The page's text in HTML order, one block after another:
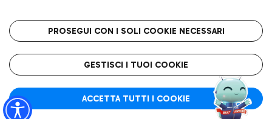
Roma FCO
L'aeroporto stellato
PROSEGUI CON I SOLI COOKIE NECESSARI
GESTISCI I TUOI COOKIE
ACCETTA TUTTI I COOKIE